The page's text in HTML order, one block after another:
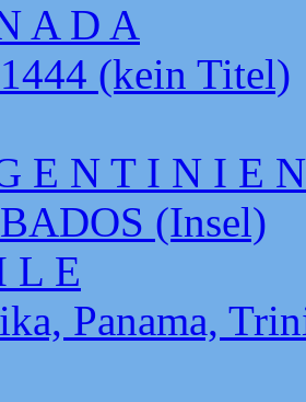
A D A
(kein Titel)
E N T I N I E N
(Insel)
L E
Panama,